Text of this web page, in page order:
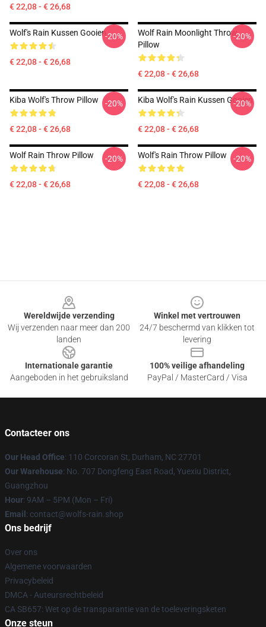
€ 22,08 - € 26,68
Wolf's Rain Kussen Gooien
€ 22,08 - € 26,68
-20%
Wolf Rain Moonlight Throw
Pillow
€ 22,08 - € 26,68
-20%
Kiba Wolf's Throw Pillow
€ 22,08 - € 26,68
-20% Kiba Wolf's Rain Kussen Gooien
€ 22,08 - € 26,68
-20%
Wolf Rain Throw Pillow
€ 22,08 - € 26,68
-20% Wolf's Rain Throw Pillow
€ 22,08 - € 26,68
-20%
Wereldwijde verzending
Wij verzenden naar meer dan 200
landen
Winkel met vertrouwen
24/7 beschermd van klikken tot
levering
Internationale garantie
Aangeboden in het gebruiksland
100% veilige afhandeling
PayPal / MasterCard / Visa
Contacteer ons
Our Head Office: 110 Corcoran St, Durham, NC 27701
Our Warehouse: No. 707 Dongfeng East Road, Yuexiu District,
Guangzhou
Hour: 9AM – 5PM (Mon – Fri)
Email : contact@wolfs-rain.shop
Ons bedrijf
Over ons
Algemene voorwaarden
Privacybeleid
DMCA - Auteursrechtbeleid
CA SB657: Wet op de transparantie van de toeleveringsketen
Onze steun